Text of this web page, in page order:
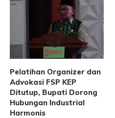
Pelatihan Organizer dan
Advokasi FSP KEP
Ditutup, Bupati Dorong
Hubungan Industrial
Harmonis